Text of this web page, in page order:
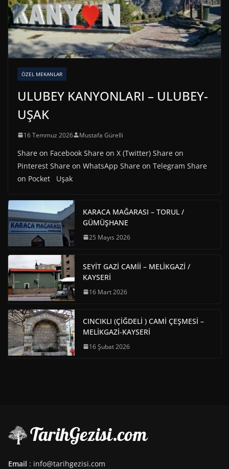
ÖZEL MEKANLAR
ULUBEY KANYONLARI – ULUBEY-
UŞAK
16 Temmuz 2026 Mustafa Gürelli
Share on Facebook Share on X (Twitter) Share on
Pinterest Share on WhatsApp Share on Telegram Share
on Pocket Uşak
KARACA MAĞARASI – TORUL /
GÜMÜŞHANE
25 Mayıs 2026
SEYİT GAZİ CAMİİ – MELİKGAZİ /
KAYSERİ
16 Mart 2026
CINCIKLI (ÇİĞDELİ ) CAMİ ÇEŞMESİ –
MELİKGAZİ-KAYSERİ
16 Şubat 2026
Email : info@tarihgezisi.com